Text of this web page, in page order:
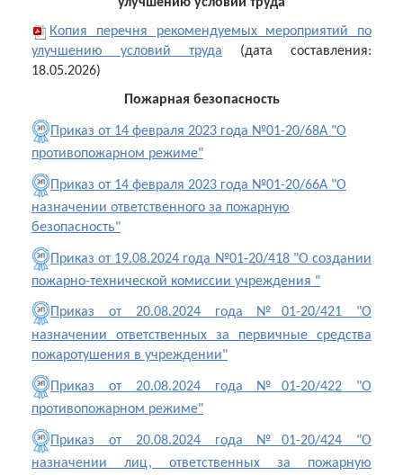
Копия перечня рекомендуемых мероприятий по
улучшению условий труда (дата составления:
18.05.2026)
Пожарная безопасность
Приказ от 14 февраля 2023 года №01-20/68А "О
противопожарном режиме"
Приказ от 14 февраля 2023 года №01-20/66А "О
назначении ответственного за пожарную
безопасность"
Приказ от 19.08.2024 года №01-20/418 "О создании
пожарно-технической комиссии учреждения "
Приказ от 20.08.2024 года №01-20/421 "О
назначении ответственных за первичные средства
пожаротушения в учреждении"
Приказ от 20.08.2024 года №01-20/422 "О
противопожарном режиме"
Приказ от 20.08.2024 года №01-20/424 "О
назначении лиц, ответственных за пожарную